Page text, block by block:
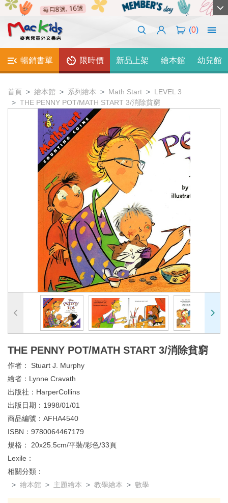
(0)
暢銷書單 限時價 新品上架 繪本館 幼兒館
首頁 繪本館 系列繪本 Math Start
LEVEL 3
THE PENNY POT/MATH START 3/消除貧窮
THE PENNY POT/MATH START 3/消除貧窮
作者： Stuart J. Murphy
繪者： Lynne Cravath
出版社： HarperCollins
出版日期： 1998/01/01
商品編號： AFHA4540
ISBN： 9780064467179
規格： 20x25.5cm/平裝/彩色/33頁
Lexile：
相關分類：
繪本館
主題繪本 教學繪本 數學